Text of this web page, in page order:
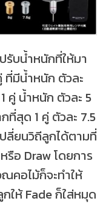
รับน้ำหนักที่ให้มา
ที่มีน้ำหนัก ตัวละ
คู่ น้ำหนัก ตัวละ 5
ที่สุด 1 คู่ ตัวละ 7.5
ลี่ยนวิถีลูกได้ตามที่
รือ Draw โดยการ
คอไม้ก็จะทำให้
ให้ Fade ก็ใส่หมุด